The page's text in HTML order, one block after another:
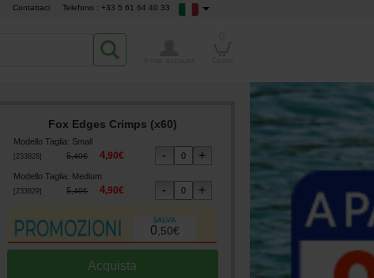
Contattaci Telefono : +33 5 61 64 40 33
Fox Edges Crimps (x60)
Modello Taglia: Small
233828 ] 5,40€ 4,90€
Modello Taglia: Medium
233829] 5,40€ 4,90€
0,50€